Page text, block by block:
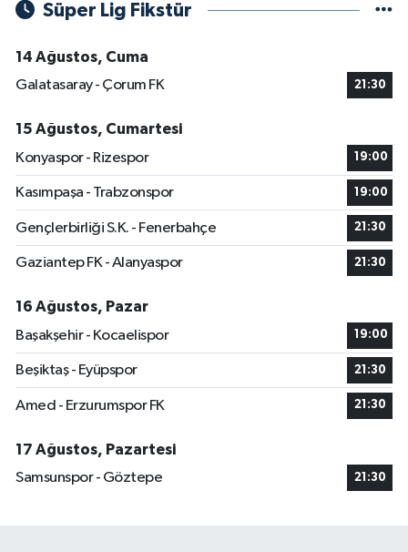
Süper Lig Fikstür
14 Ağustos, Cuma
Galatasaray - Çorum FK
21:30
15 Ağustos, Cumartesi
Konyaspor - Rizespor
19:00
Kasımpaşa - Trabzonspor 19:00
Gençlerbirliği S.K. - Fenerbahçe 21:30
Gaziantep FK - Alanyaspor 21:30
16 Ağustos, Pazar
Başakşehir - Kocaelispor
19:00
Beşiktaş - Eyüpspor 21:30
Amed - Erzurumspor FK 21:30
17 Ağustos, Pazartesi
Samsunspor - Göztepe
21:30